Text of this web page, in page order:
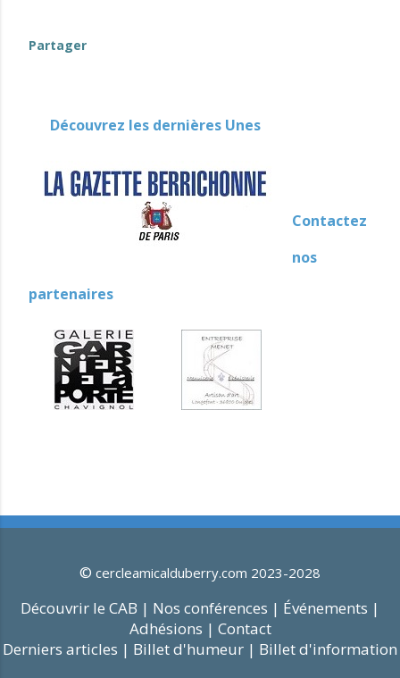
Partager
Découvrez les dernières Unes
Contactez
nos
partenaires
© cercleamicalduberry.com 2023-2028
Découvrir le CAB | Nos conférences | Événements |
Adhésions | Contact
Derniers articles | Billet d'humeur | Billet d'information